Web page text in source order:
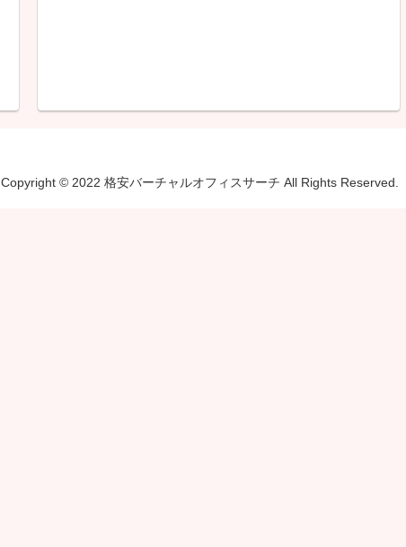
Copyright © 2022 格安バーチャルオフィスサーチ All Rights Reserved.